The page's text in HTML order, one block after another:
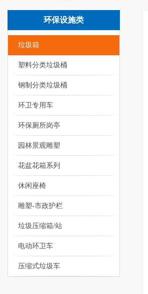
环保设施类
垃圾箱
塑料分类垃圾桶
钢制分类垃圾桶
环卫专用车
环保厕所岗亭
园林景观雕塑
花盆花箱系列
休闲座椅
雕塑-市政护栏
垃圾压缩箱/站
电动环卫车
压缩式垃圾车